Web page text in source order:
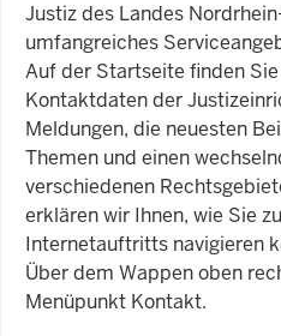
Justiz des Landes
umfangreiches
Auf der Startseite finden
Kontaktdaten der
Meldungen, die neuesten
Themen und einen
verschiedenen
erklären wir Ihnen, wie Sie
Internetauftritts navigieren
Über dem Wappen oben
Menüpunkt Kontakt.